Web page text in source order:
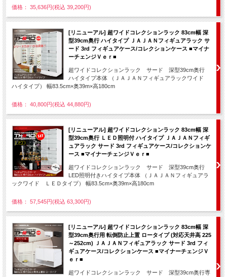
価格： 35,636円(税込 39,200円)
[リニューアル] 超ワイドコレクションラック 83cm幅 深
型39cm奥行 ハイタイプ ＪＡＪＡＮフィギュアラック サ
ード 3rd フィギュアケース/コレクションケース ■マイナ
ーチェンジＶｅｒ■
超ワイドコレクションラック サード 深型39cm奥行
ハイタイプ本体 （ＪＡＪＡＮフィギュアラックワイド
ハイタイプ） 幅83.5cm×奥39m×高180cm
価格： 40,800円(税込 44,880円)
[リニューアル] 超ワイドコレクションラック 83cm幅 深
型39cm奥行 ＬＥＤ照明付 ハイタイプ ＪＡＪＡＮフィギ
ュアラック サード 3rd フィギュアケース/コレクションケ
ース ■マイナーチェンジＶｅｒ■
超ワイドコレクションラック サード 深型39cm奥行
LED照明付きハイタイプ本体 （ＪＡＪＡＮフィギュアラ
ックワイド ＬＥＤタイプ） 幅83.5cm×奥39m×高180cm
価格： 57,545円(税込 63,300円)
[リニューアル] 超ワイドコレクションラック 83cm幅 深
型39cm奥行用 転倒防止上置 ロータイプ (対応天井高 225
～252cm) ＪＡＪＡＮフィギュアラック サード 3rd フィ
ギュアケース/コレクションケース ■マイナーチェンジＶ
ｅｒ■
超ワイドコレクションラック サード 深型39cm奥行専